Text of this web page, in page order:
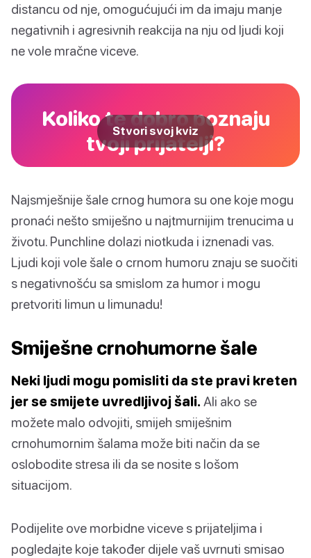
distancu od nje, omogućujući im da imaju manje
negativnih i agresivnih reakcija na nju od ljudi koji
ne vole mračne viceve.
Koliko te dobro poznaju
tvoji prijatelji?
Stvori svoj kviz
Najsmješnije šale crnog humora su one koje mogu
pronaći nešto smiješno u najtmurnijim trenucima u
životu. Punchline dolazi niotkuda i iznenadi vas.
Ljudi koji vole šale o crnom humoru znaju se suočiti
s negativnošću sa smislom za humor i mogu
pretvoriti limun u limunadu!
Smiješne crnohumorne šale
Neki ljudi mogu pomisliti da ste pravi kreten
jer se smijete uvredljivoj šali. Ali ako se
možete malo odvojiti, smijeh smiješnim
crnohumornim šalama može biti način da se
oslobodite stresa ili da se nosite s lošom
situacijom.
Podijelite ove morbidne viceve s prijateljima i
pogledajte koje također dijele vaš uvrnuti smisao